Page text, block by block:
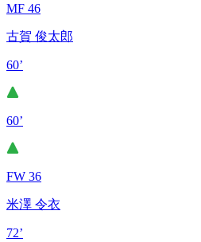
MF 46
古賀 俊太郎
60’
60’
FW 36
米澤 令衣
72’